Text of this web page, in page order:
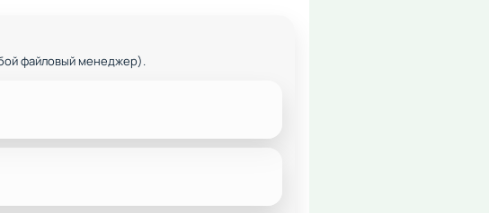
файловый менеджер).